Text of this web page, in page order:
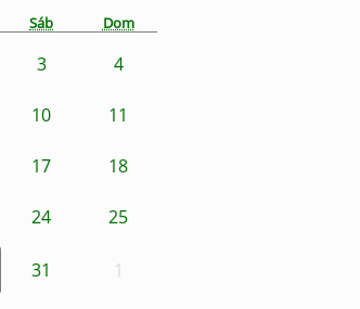
Sáb Dom
3 4
10 11
17 18
24 25
31 1